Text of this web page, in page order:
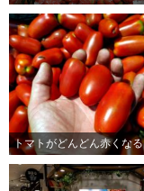
トマトがどんどん赤くなる